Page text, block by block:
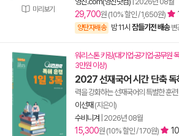
미리보기 29,700원 (10% 할인 / 1,650원)
양탄자배송 밤 11시 잠들기전 배송 변
워리스톤 키링(대기업·공기업·공무원
3만원 이상)
2027 선재국어 시간 단축 독
력을 강화하는 선재국어의 특별한 훈
이선재 (지은이)
수비니겨 2026년 08월
15,300원 (10% 할인 / 170원)